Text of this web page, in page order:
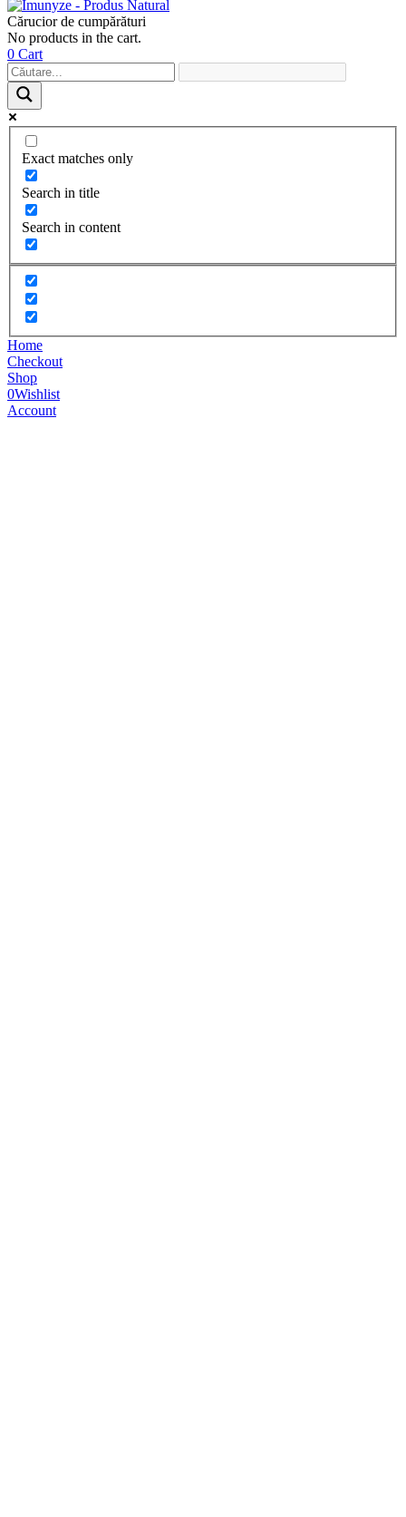
Cărucior de cumpărături
No products in the cart.
0 Cart
Exact matches only
Search in title
Search in content
Home
Checkout
Shop
0Wishlist
Account